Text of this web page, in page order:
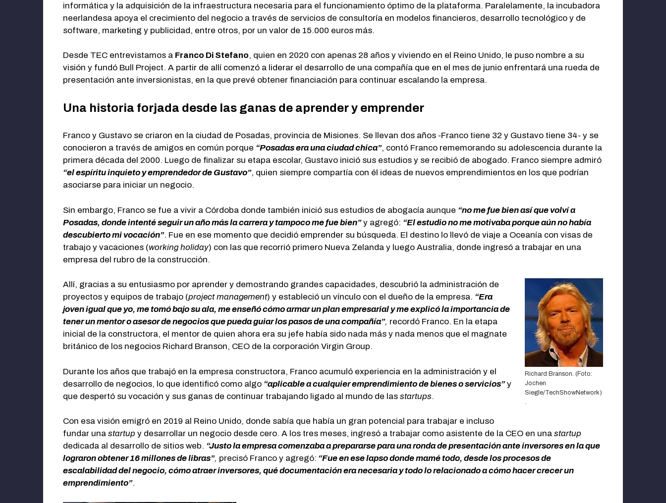
informática y la adquisición de la infraestructura necesaria para el funcionamiento óptimo de la plataforma. Paralelamente, la incubadora
neerlandesa apoya el crecimiento del negocio a través de servicios de consultoría en modelos financieros, desarrollo tecnológico y de
software, marketing y publicidad, entre otros, por un valor de 15.000 euros más.
Desde TEC entrevistamos a Franco Di Stefano, quien en 2020 con apenas 28 años y viviendo en el Reino Unido, le puso nombre a su
visión y fundó Bull Project. A partir de allí comenzó a liderar el desarrollo de una compañía que en el mes de junio enfrentará una rueda de
presentación ante inversionistas, en la que prevé obtener financiación para continuar escalando la empresa.
Una historia forjada desde las ganas de aprender y emprender
Franco y Gustavo se criaron en la ciudad de Posadas, provincia de Misiones. Se llevan dos años -Franco tiene 32 y Gustavo tiene 34- y se
conocieron a través de amigos en común porque “Posadas era una ciudad chica”, contó Franco rememorando su adolescencia durante la
primera década del 2000. Luego de finalizar su etapa escolar, Gustavo inició sus estudios y se recibió de abogado. Franco siempre admiró
“el espíritu inquieto y emprendedor de Gustavo”, quien siempre compartía con él ideas de nuevos emprendimientos en los que podrían
asociarse para iniciar un negocio.
Sin embargo, Franco se fue a vivir a Córdoba donde también inició sus estudios de abogacía aunque “no me fue bien así que volví a
Posadas, donde intenté seguir un año más la carrera y tampoco me fue bien”y agregó: “El estudio no me motivaba porque aún no había
descubierto mi vocación”. Fue en ese momento que decidió emprender su búsqueda. El destino lo llevó de viaje a Oceanía con visas de
trabajo y vacaciones (working holiday) con las que recorrió primero Nueva Zelanda y luego Australia, donde ingresó a trabajar en una
empresa del rubro de la construcción.
Richard Branson. (Foto:
Jochen
Siegle/TechShowNetwork)
.
Allí, gracias a su entusiasmo por aprender y demostrando grandes capacidades, descubrió la administración de
proyectos y equipos de trabajo (project management) y estableció un vínculo con el dueño de la empresa. “Era
joven igual que yo, me tomó bajo su ala, me enseñó cómo armar un plan empresarial y me explicó la importancia de
tener un mentor o asesor de negocios que pueda guiar los pasos de una compañía”, recordó Franco. En la etapa
inicial de la constructora, el mentor de quien ahora era su jefe había sido nada más y nada menos que el magnate
británico de los negocios Richard Branson, CEO de la corporación Virgin Group.
Durante los años que trabajó en la empresa constructora, Franco acumuló experiencia en la administración y el
desarrollo de negocios, lo que identificó como algo “aplicable a cualquier emprendimiento de bienes o servicios”y
que despertó su vocación y sus ganas de continuar trabajando ligado al mundo de las startups.
Con esa visión emigró en 2019 al Reino Unido, donde sabía que había un gran potencial para trabajar e incluso
fundar una startup y desarrollar un negocio desde cero. A los tres meses, ingresó a trabajar como asistente de la CEO en una startup
dedicada al desarrollo de sitios web. “Justo la empresa comenzaba a prepararse para una ronda de presentación ante inversores en la que
lograron obtener 16 millones de libras”, precisó Franco y agregó: “Fue en ese lapso donde mamé todo, desde los procesos de
escalabilidad del negocio, cómo atraer inversores, qué documentación era necesaria y todo lo relacionado a cómo hacer crecer un
emprendimiento”.